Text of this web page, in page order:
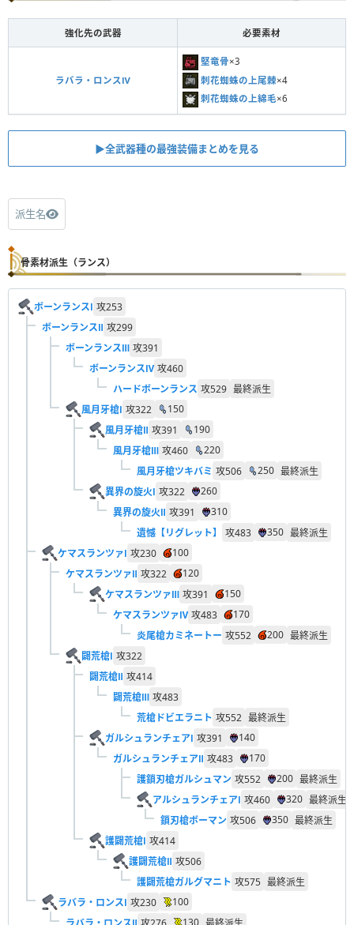
強化先の武器 必要素材
ラバラ・ロンスⅣ
堅竜骨×3
刺花蜘蛛の上尾棘×4
刺花蜘蛛の上綿毛×6
▶︎全武器種の最強装備まとめを見る
派生名
骨素材派生（ランス）
ボーンランスⅠ 攻253
ボーンランスⅡ 攻299
ボーンランスⅢ 攻391
ボーンランスⅣ 攻460
ハードボーンランス 攻529 最終派生
風月牙槍Ⅰ 攻322
150
風月牙槍Ⅱ 攻391
190
風月牙槍Ⅲ 攻460
220
風月牙槍ツキバミ 攻506 250 最終派生
異界の旋火Ⅰ 攻322
260
異界の旋火Ⅱ 攻391
310
遺憾【リグレット】
攻483 350 最終派生
ケマスランツァⅠ 攻230
100
ケマスランツァⅡ 攻322
120
ケマスランツァⅢ 攻391
150
ケマスランツァⅣ 攻483
170
炎尾槍カミネートー 攻552 200 最終派生
闢荒槍Ⅰ 攻322
闢荒槍Ⅱ 攻414
闢荒槍Ⅲ 攻483
荒槍ドビエラニト 攻552 最終派生
ガルシュランチェアⅠ 攻391
140
ガルシュランチェアⅡ 攻483
170
護鎖刃槍ガルシュマン 攻552 200 最終派生
アルシュランチェアⅠ 攻460 320 最終派生
鎖刃槍ボーマン 攻506 350 最終派生
護闢荒槍Ⅰ 攻414
護闢荒槍Ⅱ 攻506
護闢荒槍ガルグマニト 攻575 最終派生
ラバラ・ロンスⅠ 攻230
100